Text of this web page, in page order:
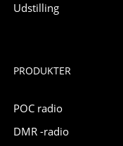
Udstilling
PRODUKTER
POC radio
DMR -radio